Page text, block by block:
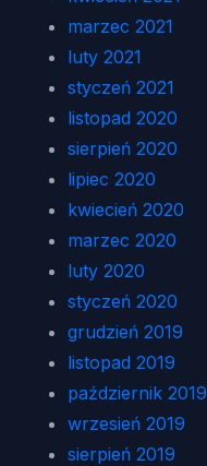
marzec 2021
luty 2021
styczeń 2021
listopad 2020
sierpień 2020
lipiec 2020
kwiecień 2020
marzec 2020
luty 2020
styczeń 2020
grudzień 2019
listopad 2019
październik 2019
wrzesień 2019
sierpień 2019